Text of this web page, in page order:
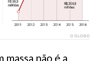
não é a